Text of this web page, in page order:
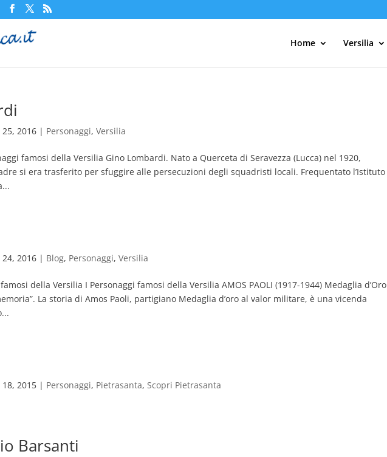
Home Versilia
2016 | Personaggi,Versilia
famosi della Versilia Gino Lombardi. Nato a Querceta di Seravezza (Lucca) nel 1920,
si era trasferito per sfuggire alle persecuzioni degli squadristi locali. Frequentato l’Istituto
2016 | Blog, Personaggi,Versilia
della Versilia I Personaggi famosi della Versilia AMOS PAOLI (1917-1944) Medaglia d’Oro
La storia di Amos Paoli, partigiano Medaglia d’oro al valor militare, è una vicenda
2015 | Personaggi, Pietrasanta,Scopri Pietrasanta
Barsanti